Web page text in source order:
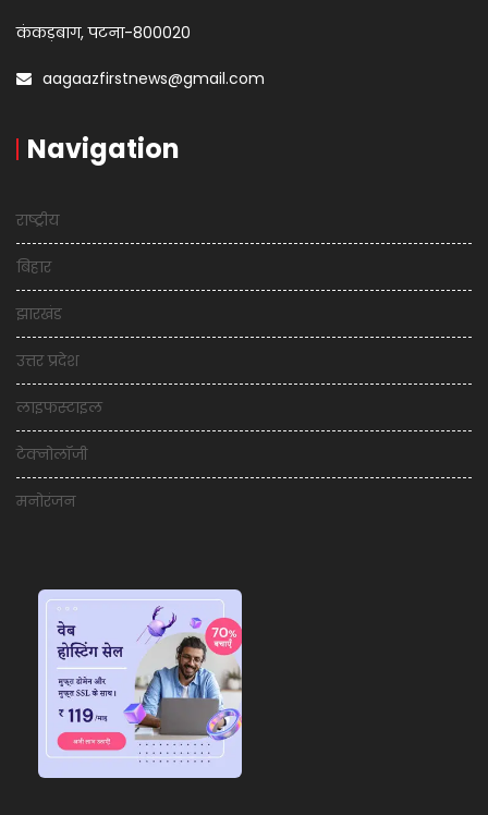
कंकड़बाग, पटना-800020
aagaazfirstnews@gmail.com
Navigation
राष्ट्रीय
बिहार
झारखंड
उत्तर प्रदेश
लाइफस्टाइल
टेक्नोलॉजी
मनोरंजन